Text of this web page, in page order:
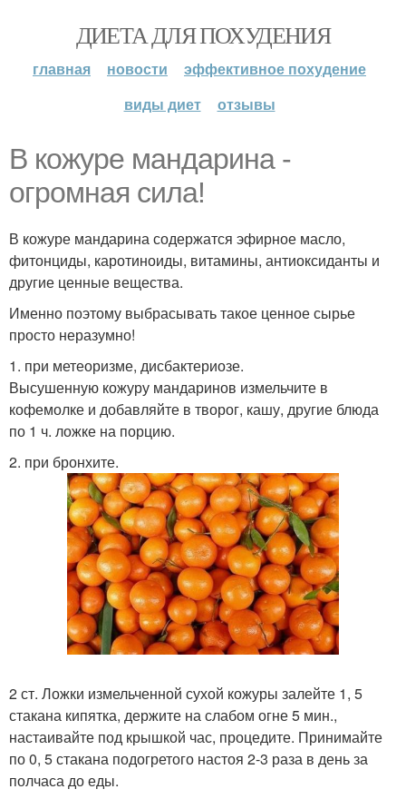
ДИЕТА ДЛЯ ПОХУДЕНИЯ
главная новости
эффективное похудение
виды диет
отзывы
В кожуре мандарина -
огромная сила!
В кожуре мандарина содержатся эфирное масло,
фитонциды, каротиноиды, витамины, антиоксиданты и
другие ценные вещества.
Именно поэтому выбрасывать такое ценное сырье
просто неразумно!
1. при метеоризме, дисбактериозе.
Высушенную кожуру мандаринов измельчите в
кофемолке и добавляйте в творог, кашу, другие блюда
по 1 ч. ложке на порцию.
2. при бронхите.
2 ст. Ложки измельченной сухой кожуры залейте 1, 5
стакана кипятка, держите на слабом огне 5 мин.,
настаивайте под крышкой час, процедите. Принимайте
по 0, 5 стакана подогретого настоя 2-3 раза в день за
полчаса до еды.